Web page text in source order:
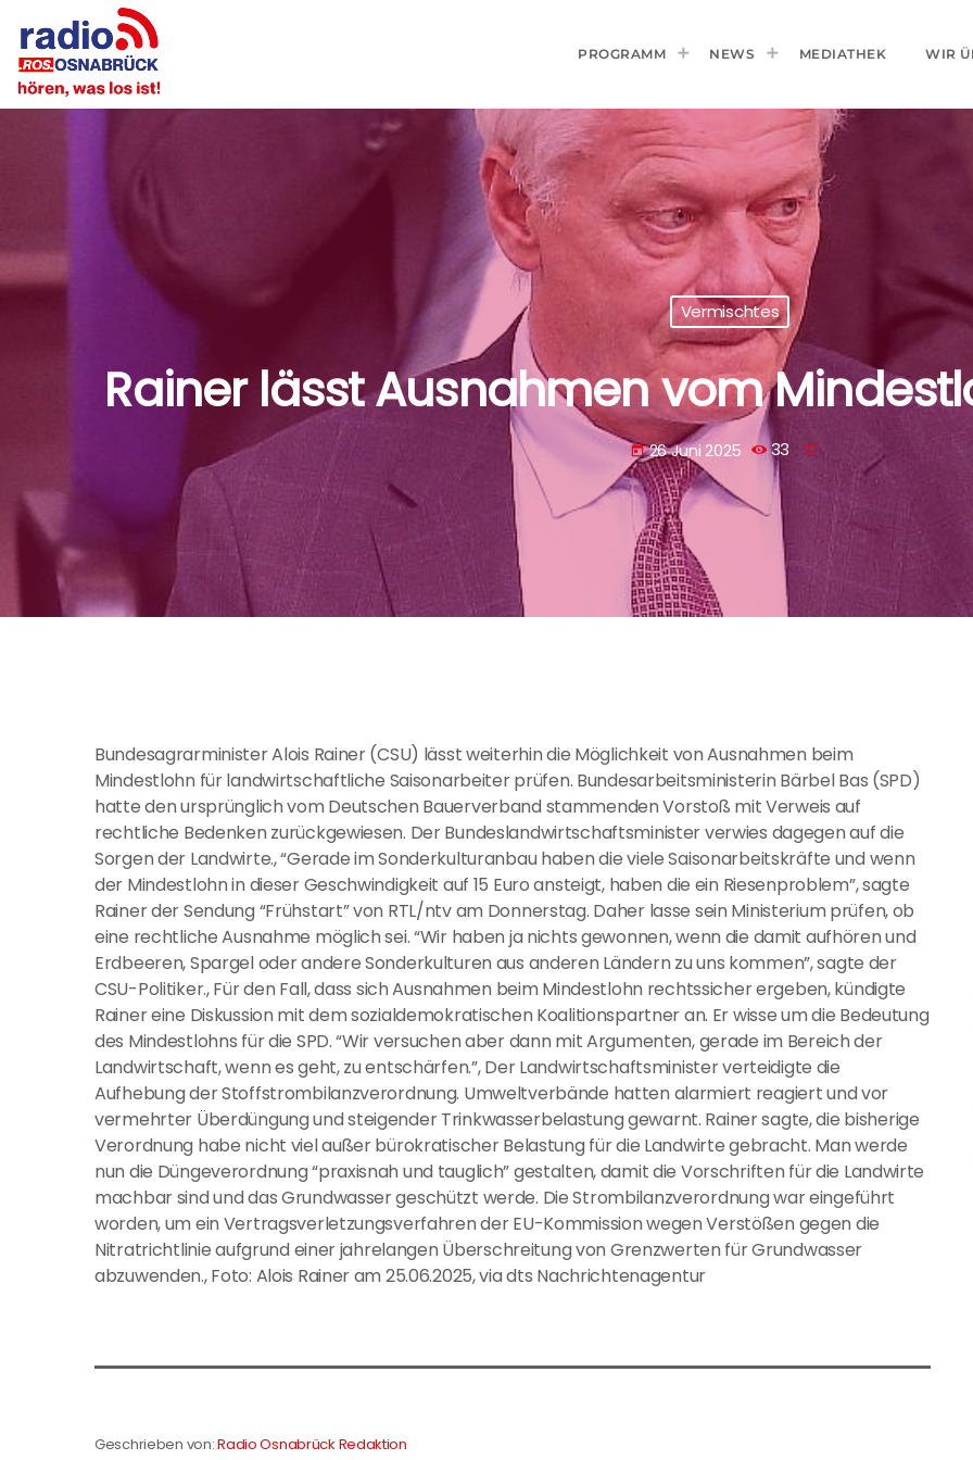
PROGRAMM NEWS MEDIATHEK WIR
Vermischtes
Rainer lässt Ausnahmen vom
today 26 Juni 2025 33
Bundesagrarminister Alois Rainer (CSU) lässt weiterhin die Möglichkeit von Ausnahmen beim
Mindestlohn für landwirtschaftliche Saisonarbeiter prüfen. Bundesarbeitsministerin Bärbel Bas (SPD)
hatte den ursprünglich vom Deutschen Bauerverband stammenden Vorstoß mit Verweis auf
rechtliche Bedenken zurückgewiesen. Der Bundeslandwirtschaftsminister verwies dagegen auf die
Sorgen der Landwirte., “Gerade im Sonderkulturanbau haben die viele Saisonarbeitskräfte und wenn
der Mindestlohn in dieser Geschwindigkeit auf 15 Euro ansteigt, haben die ein Riesenproblem”, sagte
Rainer der Sendung “Frühstart” von RTL/ntv am Donnerstag. Daher lasse sein Ministerium prüfen, ob
eine rechtliche Ausnahme möglich sei. “Wir haben ja nichts gewonnen, wenn die damit aufhören und
Erdbeeren, Spargel oder andere Sonderkulturen aus anderen Ländern zu uns kommen”, sagte der
CSU-Politiker., Für den Fall, dass sich Ausnahmen beim Mindestlohn rechtssicher ergeben, kündigte
Rainer eine Diskussion mit dem sozialdemokratischen Koalitionspartner an. Er wisse um die Bedeutung
des Mindestlohns für die SPD. “Wir versuchen aber dann mit Argumenten, gerade im Bereich der
Landwirtschaft, wenn es geht, zu entschärfen.”, Der Landwirtschaftsminister verteidigte die
Aufhebung der Stoffstrombilanzverordnung. Umweltverbände hatten alarmiert reagiert und vor
vermehrter Überdüngung und steigender Trinkwasserbelastung gewarnt. Rainer sagte, die bisherige
Verordnung habe nicht viel außer bürokratischer Belastung für die Landwirte gebracht. Man werde
nun die Düngeverordnung “praxisnah und tauglich” gestalten, damit die Vorschriften für die Landwirte
machbar sind und das Grundwasser geschützt werde. Die Strombilanzverordnung war eingeführt
worden, um ein Vertragsverletzungsverfahren der EU-Kommission wegen Verstößen gegen die
Nitratrichtlinie aufgrund einer jahrelangen Überschreitung von Grenzwerten für Grundwasser
abzuwenden., Foto: Alois Rainer am 25.06.2025, via dts Nachrichtenagentur
Geschrieben von:Radio Osnabrück Redaktion